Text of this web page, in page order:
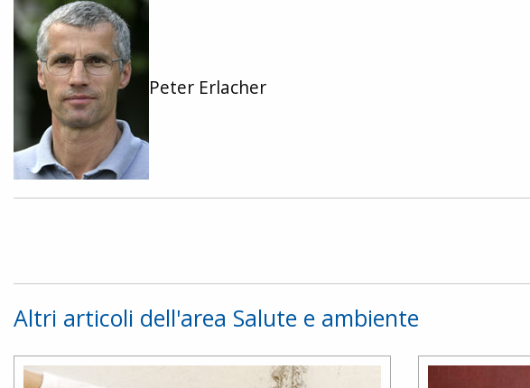
Peter Erlacher
Altri articoli dell'area Salute e ambiente